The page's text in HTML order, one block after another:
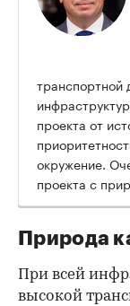
транспортной
проекта от
окружение.
проекта с
Природа
При всей
высокой